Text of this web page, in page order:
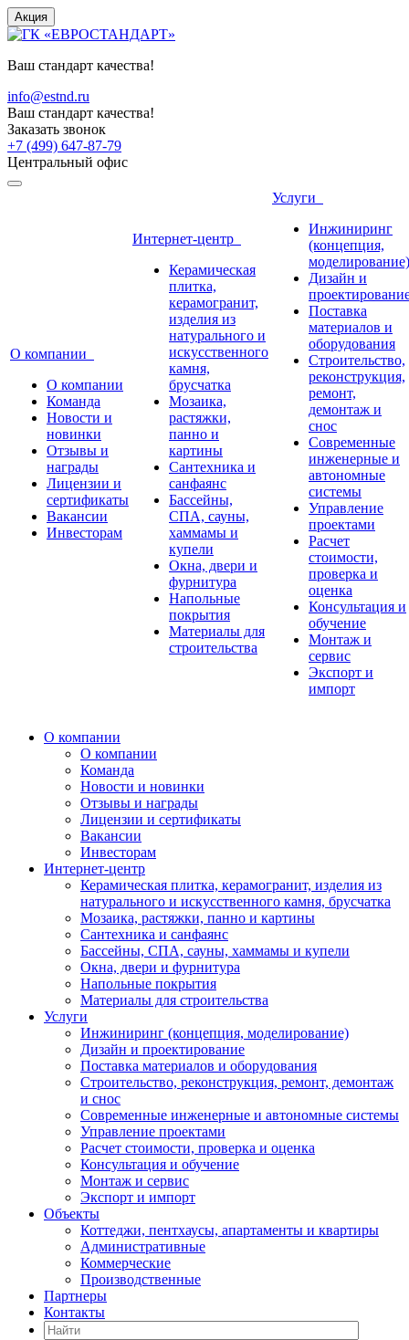
Акция
Ваш стандарт качества!
info@estnd.ru
Ваш стандарт качества!
Заказать звонок
+7 (499) 647-87-79
Центральный офис
О компании
О компании
Команда
Новости и
новинки
Отзывы и
награды
Лицензии и
сертификаты
Вакансии
Инвесторам
Интернет-центр
Керамическая
плитка,
керамогранит,
изделия из
натурального и
искусственного
камня,
брусчатка
Мозаика,
растяжки,
панно и
картины
Сантехника и
санфаянс
Бассейны,
СПА, сауны,
хаммамы и
купели
Окна, двери и
фурнитура
Напольные
покрытия
Материалы для
строительства
Услуги
Инжиниринг
(концепция,
моделирование)
Дизайн и
Поставка
материалов и
оборудования
Строительство,
реконструкция,
ремонт,
демонтаж и
снос
Современные
инженерные и
автономные
системы
Управление
проектами
Расчет
стоимости,
проверка и
оценка
Консультация и
обучение
Монтаж и
сервис
Экспорт и
импорт
О компании
О компании
Команда
Новости и новинки
Отзывы и награды
Лицензии и сертификаты
Вакансии
Инвесторам
Интернет-центр
Керамическая плитка, керамогранит, изделия из
натурального и искусственного камня, брусчатка
Мозаика, растяжки, панно и картины
Сантехника и санфаянс
Бассейны, СПА, сауны, хаммамы и купели
Окна, двери и фурнитура
Напольные покрытия
Материалы для строительства
Услуги
Инжиниринг (концепция, моделирование)
Дизайн и проектирование
Поставка материалов и оборудования
Строительство, реконструкция, ремонт, демонтаж
и снос
Современные инженерные и автономные системы
Управление проектами
Расчет стоимости, проверка и оценка
Консультация и обучение
Монтаж и сервис
Экспорт и импорт
Объекты
Коттеджи, пентхаусы, апартаменты и квартиры
Административные
Коммерческие
Производственные
Партнеры
Контакты